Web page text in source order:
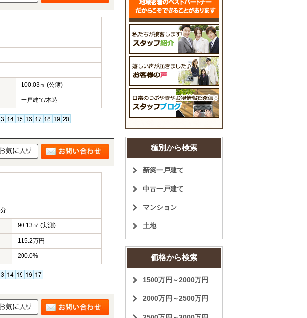
100.03㎡ (公簿)
一戸建て/木造
90.13㎡ (実測)
115.2万円
200.0%
種別から検索
新築一戸建て
中古一戸建て
マンション
土地
価格から検索
1500万円～2000万円
2000万円～2500万円